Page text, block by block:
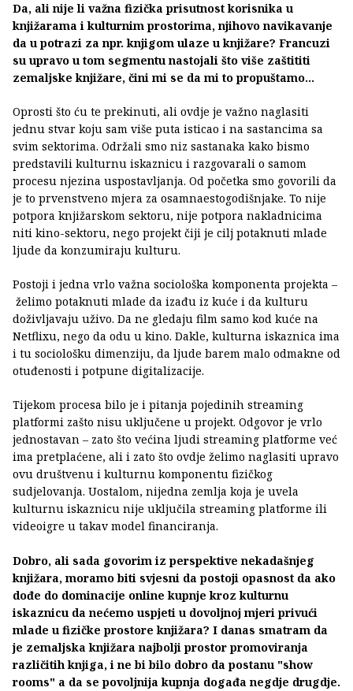
Da, ali nije li važna fizička prisutnost korisnika u
knjižarama i kulturnim prostorima, njihovo navikavanje
da u potrazi za npr. knjigom ulaze u knjižare? Francuzi
su upravo u tom segmentu nastojali što više zaštititi
zemaljske knjižare, čini mi se da mi to propuštamo...
Oprosti što ću te prekinuti, ali ovdje je važno naglasiti
jednu stvar koju sam više puta isticao i na sastancima sa
svim sektorima. Održali smo niz sastanaka kako bismo
predstavili kulturnu iskaznicu i razgovarali o samom
procesu njezina uspostavljanja. Od početka smo govorili da
je to prvenstveno mjera za osamnaestogodišnjake. To nije
potpora knjižarskom sektoru, nije potpora nakladnicima
niti kino-sektoru, nego projekt čiji je cilj potaknuti mlade
ljude da konzumiraju kulturu.
Postoji i jedna vrlo važna sociološka komponenta projekta –
želimo potaknuti mlade da izađu iz kuće i da kulturu
doživljavaju uživo. Da ne gledaju film samo kod kuće na
Netflixu, nego da odu u kino. Dakle, kulturna iskaznica ima
i tu sociološku dimenziju, da ljude barem malo odmakne od
otuđenosti i potpune digitalizacije.
Tijekom procesa bilo je i pitanja pojedinih streaming
platformi zašto nisu uključene u projekt. Odgovor je vrlo
jednostavan – zato što većina ljudi streaming platforme već
ima pretplaćene, ali i zato što ovdje želimo naglasiti upravo
ovu društvenu i kulturnu komponentu fizičkog
sudjelovanja. Uostalom, nijedna zemlja koja je uvela
kulturnu iskaznicu nije uključila streaming platforme ili
videoigre u takav model financiranja.
Dobro, ali sada govorim iz perspektive nekadašnjeg
knjižara, moramo biti svjesni da postoji opasnost da ako
dođe do dominacije online kupnje kroz kulturnu
iskaznicu da nećemo uspjeti u dovoljnoj mjeri privući
mlade u fizičke prostore knjižara? I danas smatram da
je zemaljska knjižara najbolji prostor promoviranja
različitih knjiga, i ne bi bilo dobro da postanu "show
rooms" a da se povoljnija kupnja događa negdje drugdje.